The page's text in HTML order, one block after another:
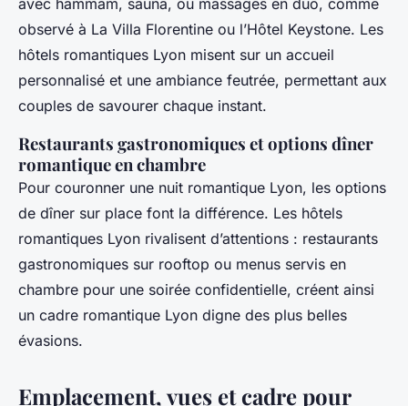
avec hammam, sauna, ou massages en duo, comme
observé à La Villa Florentine ou l’Hôtel Keystone. Les
hôtels romantiques Lyon misent sur un accueil
personnalisé et une ambiance feutrée, permettant aux
couples de savourer chaque instant.
Restaurants gastronomiques et options dîner
romantique en chambre
Pour couronner une nuit romantique Lyon, les options
de dîner sur place font la différence. Les hôtels
romantiques Lyon rivalisent d’attentions : restaurants
gastronomiques sur rooftop ou menus servis en
chambre pour une soirée confidentielle, créent ainsi
un cadre romantique Lyon digne des plus belles
évasions.
Emplacement, vues et cadre pour